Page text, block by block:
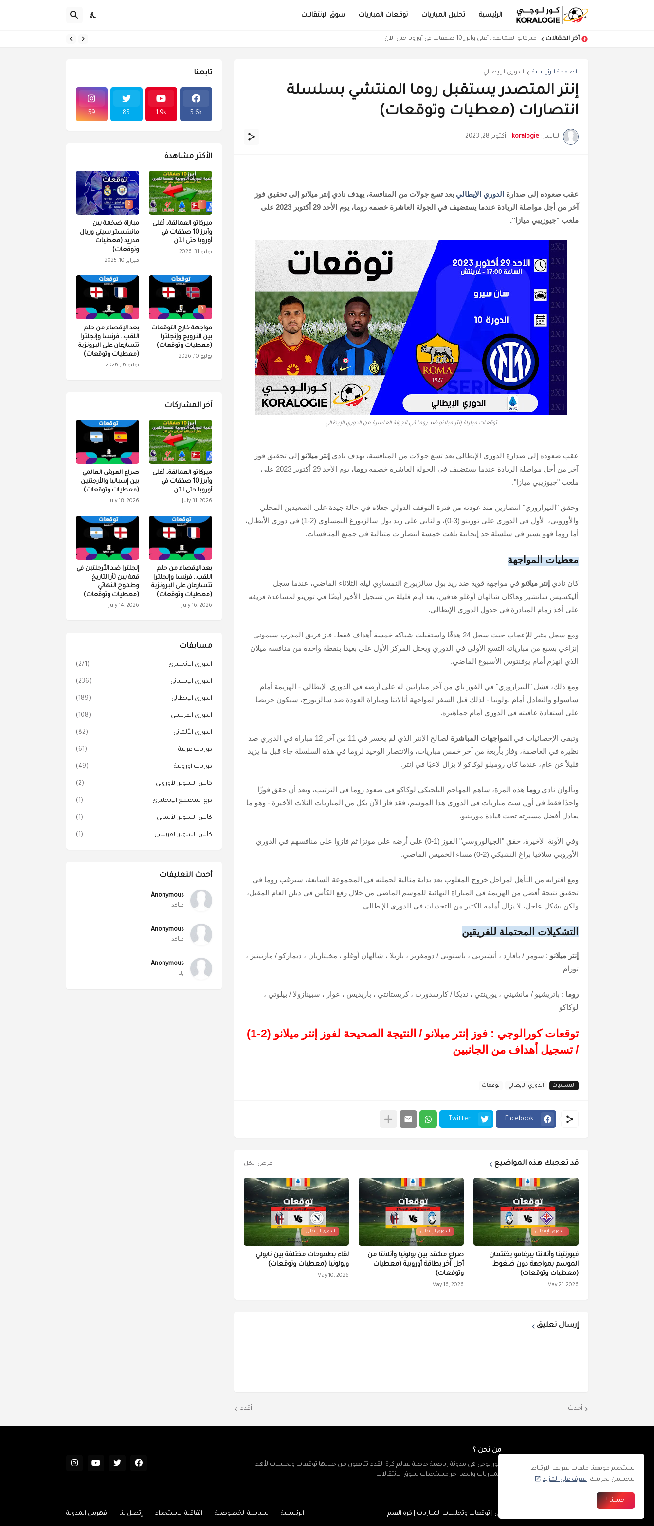
الرئيسية تحليل المباريات توقعات المباريات سوق الإنتقالات
آخر المقالات ميركاتو العمالقة.. أغلى وأبرز 10 صفقات في أوروبا حتى الآن
مباراة ضخمة بين مانشستر سيتي وريال مدريد (معطيات وتوقعات)
الصفحة الرئيسية الدوري الإيطالي
إنتر المتصدر يستقبل روما المنتشي بسلسلة
انتصارات (معطيات وتوقعات)
الناشر : koralogie
- أكتوبر 28, 2023
عقب صعوده إلى صدارة الدوري الإيطالي بعد تسع جولات من المنافسة، يهدف نادي إنتر ميلانو إلى تحقيق فوز
آخر من أجل مواصلة الريادة عندما يستضيف في الجولة العاشرة خصمه روما، يوم الأحد 29 أكتوبر 2023 على
ملعب "جيوزيبي ميازا".
توقعات مباراة إنتر ميلانو ضد روما في الجولة العاشرة من الدوري الإيطالي
عقب صعوده إلى صدارة الدوري الإيطالي بعد تسع جولات من المنافسة، يهدف نادي إنتر ميلانو إلى تحقيق فوز
آخر من أجل مواصلة الريادة عندما يستضيف في الجولة العاشرة خصمهروما
، يوم الأحد 29 أكتوبر 2023 على
ملعب "جيوزيبي ميازا".
وحقق "النيرازوري" انتصارين منذ عودته من فترة التوقف الدولي جعلاه في حالة جيدة على الصعيدين المحلي
والأوروبي، الأول في الدوري على تورينو (3-0)، والثاني على ريد بول سالزبورغ النمساوي (2-1) في دوري الأبطال،
أما روما فهو يسير في سلسلة جد إيجابية بلغت خمسة انتصارات متتالية في جميع المنافسات.
معطيات المواجهة
كان نادي إنتر ميلانو في مواجهة قوية ضد ريد بول سالزبورغ النمساوي ليلة الثلاثاء الماضي، عندما سجل
أليكسيس سانشيز وهاكان شالهان أوغلو هدفين، بعد أيام قليلة من تسجيل الأخير أيضًا في تورينو لمساعدة فريقه
على أخذ زمام المبادرة في جدول الدوري الإيطالي.
ومع سجل مثير للإعجاب حيث سجل 24 هدفًا واستقبلت شباكه خمسة أهداف فقط، فاز فريق المدرب سيموني
إنزاغي بسبع من مبارياته التسع الأولى في الدوري ويحتل المركز الأول على بعيدا بنقطة واحدة من منافسه ميلان
الذي انهزم أمام يوفنتوس الأسبوع الماضي.
ومع ذلك، فشل "النيرازوري" في الفوز بأي من آخر مباراتين له على أرضه في الدوري الإيطالي - الهزيمة أمام
ساسولو والتعادل أمام بولونيا - لذلك قبل السفر لمواجهة أتالانتا ومباراة العودة ضد سالزبورج، سيكون حريصا
على استعادة عافيته في الدوري أمام جماهيره.
وتبقى الإحصائيات في المواجهات المباشرة
لصالح الإنتر الذي لم يخسر في 11 من آخر 12 مباراة في الدوري ضد
نظيره في العاصمة، وفاز بأربعة من آخر خمس مباريات، والانتصار الوحيد لروما في هذه السلسلة جاء قبل ما يزيد
قليلاً عن عام، عندما كان روميلو لوكاكو لا يزال لاعبًا في إنتر.
وبألوان ناديروما هذه المرة، ساهم المهاجم البلجيكي لوكاكو في صعود روما في الترتيب، وبعد أن حقق فوزًا
واحدًا فقط في أول ست مباريات في الدوري هذا الموسم، فقد فاز الآن بكل من المباريات الثلاث الأخيرة - وهو ما
يعادل أفضل مسيرته تحت قيادة مورينيو.
وفي الآونة الأخيرة، حقق "الجيالوروسي" الفوز (1-0) على أرضه على مونزا ثم فازوا على منافسهم في الدوري
الأوروبي سلافيا براغ التشيكي (2-0) مساء الخميس الماضي.
ومع اقترابه من التأهل لمراحل خروج المغلوب بعد بداية مثالية لحملته في المجموعة السابعة، سيرغب روما في
تحقيق نتيجة أفضل من الهزيمة في المباراة النهائية للموسم الماضي من خلال رفع الكأس في دبلن العام المقبل،
ولكن بشكل عاجل، لا يزال أمامه الكثير من التحديات في الدوري الإيطالي.
التشكيلات المحتملة للفريقين
إنتر ميلانو : سومر/ بافارد ، أتشيربي ، باستوني/ دومفريز ، باريلا ، شالهان أوغلو ، مخيتاريان ، ديماركو/ مارتينيز ،
تورام
روما : باتريشيو/ مانشيني ، يورينتي ، نديكا/ كارسدورب ، كريستانتي ، باريديس ، عوار ، سبينازولا/ بيلوتي ،
لوكاكو
توقعات كورالوجي : فوز إنتر ميلانو/ النتيجة الصحيحة لفوز إنتر ميلانو (2-1)
/ تسجيل أهداف من الجانبين
التسميات الدوري الإيطالي توقعات
Facebook
Twitter
قد تعجبك هذه المواضيع عرض الكل
الدوري الإيطالي
فيورنتينا وأتلانتا بيرغامو يختتمان
الموسم بمواجهة دون ضغوط
(معطيات وتوقعات)
May 21, 2026
الدوري الإيطالي
صراع مشتد بين بولونيا وأتلانتا من
أجل آخر بطاقة أوروبية (معطيات
وتوقعات)
May 16, 2026
الدوري الإيطالي
لقاء بطموحات مختلفة بين نابولي
وبولونيا (معطيات وتوقعات)
May 10, 2026
إرسال تعليق
أحدث أقدم
تابعنا
5.6k
1.9k
85
59
الأكثر مشاهدة
1
ميركاتو العمالقة.. أغلى
وأبرز 10 صفقات في
أوروبا حتى الآن
يوليو 31, 2026
2
مباراة ضخمة بين
مانشستر سيتي وريال
مدريد (معطيات
وتوقعات)
فبراير 10, 2025
3
مواجهة خارج التوقعات
بين النرويج وإنجلترا
(معطيات وتوقعات)
يوليو 10, 2026
4
بعد الإقصاء من حلم
اللقب.. فرنسا وإنجلترا
تتسارعان على البرونزية
(معطيات وتوقعات)
يوليو 16, 2026
آخر المشاركات
ميركاتو العمالقة.. أغلى
وأبرز 10 صفقات في
أوروبا حتى الآن
July 31, 2026
صراع العرش العالمي
بين إسبانيا والأرجنتين
(معطيات وتوقعات)
July 18, 2026
بعد الإقصاء من حلم
اللقب.. فرنسا وإنجلترا
تتسارعان على البرونزية
(معطيات وتوقعات)
July 16, 2026
إنجلترا ضد الأرجنتين في
قمة بين ثأر التاريخ
وطموح النهائي
(معطيات وتوقعات)
July 14, 2026
مسابقات
الدوري الانجليزي (271)
الدوري الإسباني (236)
الدوري الإيطالي (189)
الدوري الفرنسي (108)
الدوري الألماني (82)
دوريات عربية (61)
دوريات أوروبية (49)
كأس السوبر الأوروبي (2)
درع المجتمع الإنجليزي (1)
كأس السوبر الألماني (1)
كأس السوبر الفرنسي (1)
أحدث التعليقات
Anonymous
متأكد
Anonymous
متأكد
Anonymous
يلا
من نحن ؟
كورالوجي هي مدونة رياضية خاصة بعالم كرة القدم تتابعون من خلالها توقعات وتحليلات لأهم
المباريات وأيضا آخر مستجدات سوق الانتقالات
كورالوجي | توقعات وتحليلات المباريات | كرة القدم الرئيسية سياسة الخصوصية اتفاقية الاستخدام إتصل بنا فهرس المدونة
يستخدم موقعنا ملفات تعريف الارتباط
لتحسين تجربتك. تعرف على المزيد
حسنا !